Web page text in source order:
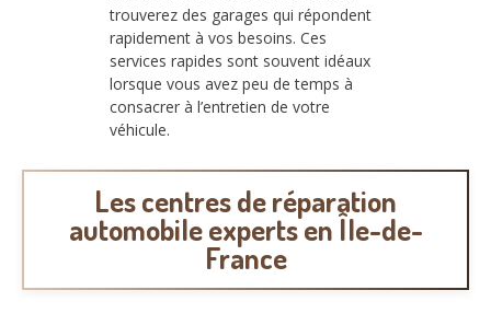
trouverez des garages qui répondent
rapidement à vos besoins. Ces
services rapides sont souvent idéaux
lorsque vous avez peu de temps à
consacrer à l’entretien de votre
véhicule.
Les centres de réparation
automobile experts en Île-de-
France